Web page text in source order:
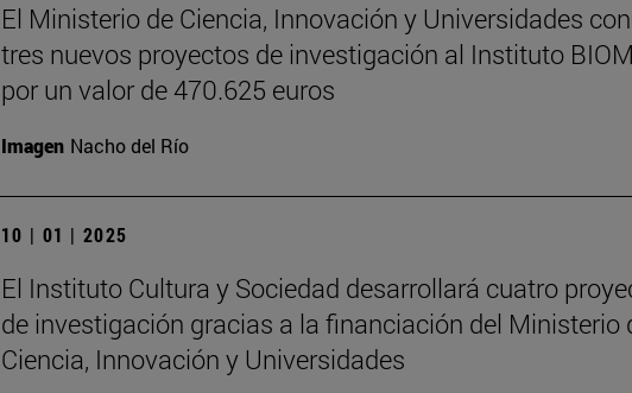
El Ministerio de Ciencia, Innovación y Universidades
tres nuevos proyectos de investigación al Instituto
por un valor de 470.625 euros
Imagen Nacho del Río
10 | 01 | 2025
El Instituto Cultura y Sociedad desarrollará cuatro
de investigación gracias a la financiación del Ministerio
Ciencia, Innovación y Universidades